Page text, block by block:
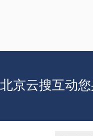
北京云搜互动